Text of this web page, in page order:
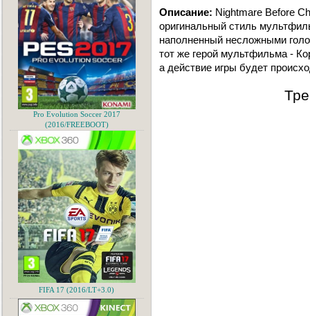
Описание: Nightmare Before
оригинальный стиль
наполненный несложными
тот же герой мультфильма -
а действие игры будет
Pro Evolution Soccer 2017
(2016/FREEBOOT)
FIFA 17 (2016/LT+3.0)